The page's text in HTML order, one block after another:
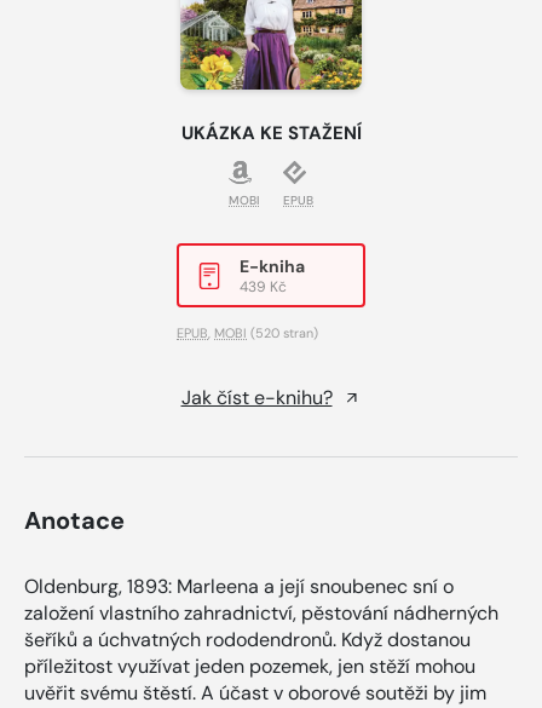
UKÁZKA KE STAŽENÍ
MOBI EPUB
E-kniha
439 Kč
EPUB, MOBI (520 stran)
Jak číst e-knihu?
Anotace
Oldenburg, 1893: Marleena a její snoubenec sní o
založení vlastního zahradnictví, pěstování nádherných
šeříků a úchvatných rododendronů. Když dostanou
příležitost využívat jeden pozemek, jen stěží mohou
uvěřit svému štěstí. A účast v oborové soutěži by jim